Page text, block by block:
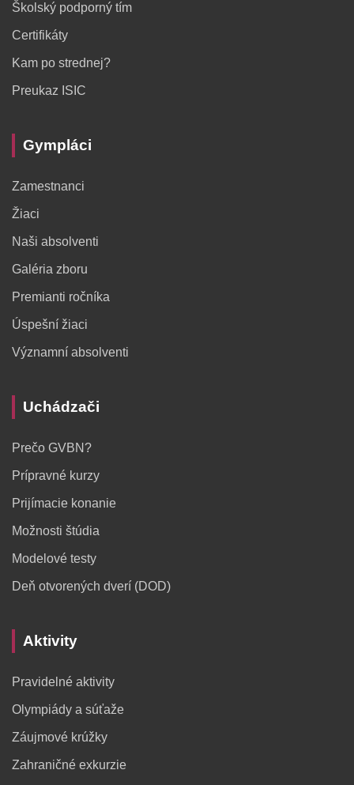
Školský podporný tím
Certifikáty
Kam po strednej?
Preukaz ISIC
Gympláci
Zamestnanci
Žiaci
Naši absolventi
Galéria zboru
Premianti ročníka
Úspešní žiaci
Významní absolventi
Uchádzači
Prečo GVBN?
Prípravné kurzy
Prijímacie konanie
Možnosti štúdia
Modelové testy
Deň otvorených dverí (DOD)
Aktivity
Pravidelné aktivity
Olympiády a súťaže
Záujmové krúžky
Zahraničné exkurzie